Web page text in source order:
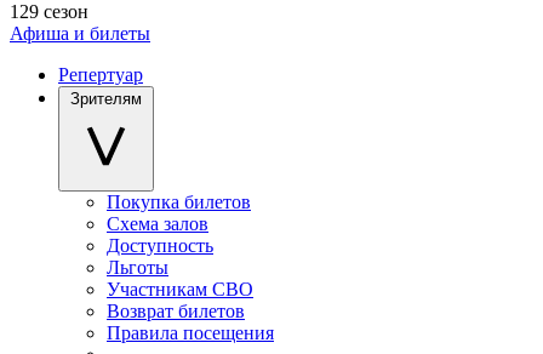
129 сезон
Афиша и билеты
Репертуар
Зрителям
Покупка билетов
Схема залов
Доступность
Льготы
Участникам СВО
Возврат билетов
Правила посещения